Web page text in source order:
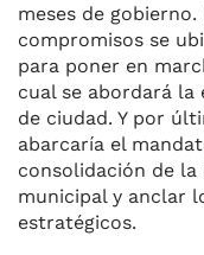
meses de
compromisos se
para poner en
cual se abordará
de ciudad. Y por
abarcaría el
consolidación de
municipal y anclar
estratégicos.